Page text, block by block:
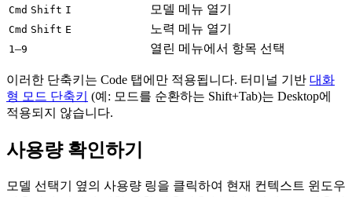
Cmd Shift I 모델 메뉴 열기
Cmd Shift E 노력 메뉴 열기
1–9 열린 메뉴에서 항목 선택
이러한 단축키는 Code 탭에만 적용됩니다. 터미널 기반 대화
형 모드 단축키
(예: 모드를 순환하는 Shift+Tab)는 Desktop에
적용되지 않습니다.
사용량 확인하기
모델 선택기 옆의 사용량 링을 클릭하여 현재 컨텍스트 윈도우